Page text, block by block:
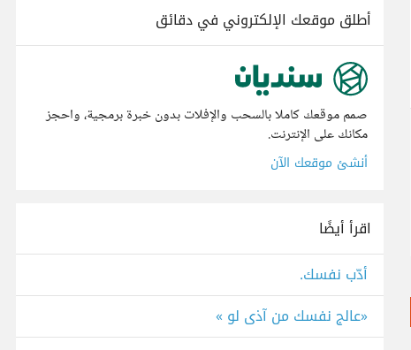
أطلق موقعك الإلكتروني في دقائق
صمم موقعك كاملا بالسحب والإفلات بدون خبرة برمجية، واحجز
مكانك على الإنترنت.
أنشئ موقعك الآن
اقرأ أيضًا
أدّب نفسك.
«عالج نفسك من آذى لو »